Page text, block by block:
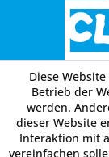
Diese
Betrieb der
werden.
dieser Website
Interaktion mit
vereinfachen